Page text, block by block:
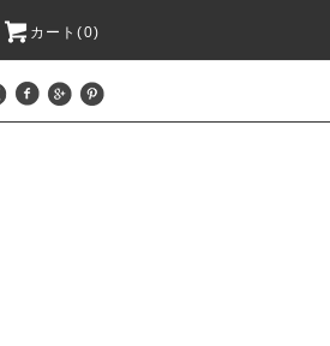
カート(0)